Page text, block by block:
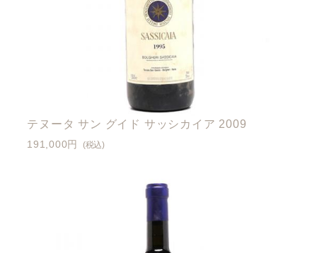
テヌータ サン グイド サッシカイア 2009
191,000円 (税込)